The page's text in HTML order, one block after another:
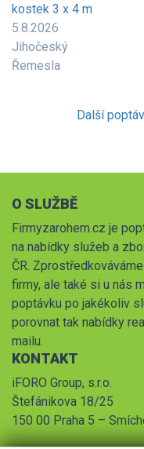
kostek 3 x 4 m
5.8.2026
Jihočeský
Řemesla
Další
O SLUŽBĚ
Firmyzarohem.cz je
na nabídky služeb a
ČR.
firmy, ale také si u nás
poptávku po jakékoliv
porovnat tak nabídky
mailu.
KONTAKT
iFORO Group, s.r.o.
Štefánikova 18/25
150 00 Praha 5 –